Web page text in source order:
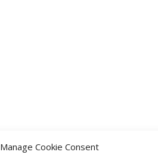
Manage Cookie Consent